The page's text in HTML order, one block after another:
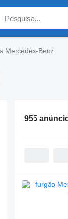
Mercedes-Benz
955